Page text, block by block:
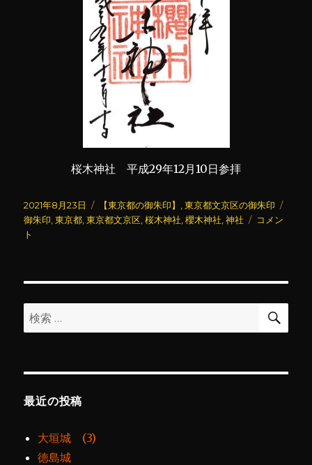
桜木神社 平成29年12月10日参拝
投
稿
日:
2021年8月23日
カ
テ
【東京都の御朱印】 ,東京都文京区の御朱印
御朱印 ,東京都 ,東京都文京区 ,桜木神社 ,櫻木神社 ,神社
桜
コメン
ト
検
索:
検
最近の投稿
大垣城 (3)
徳島城